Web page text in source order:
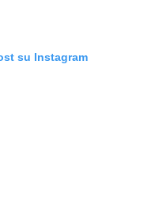
su Instagram